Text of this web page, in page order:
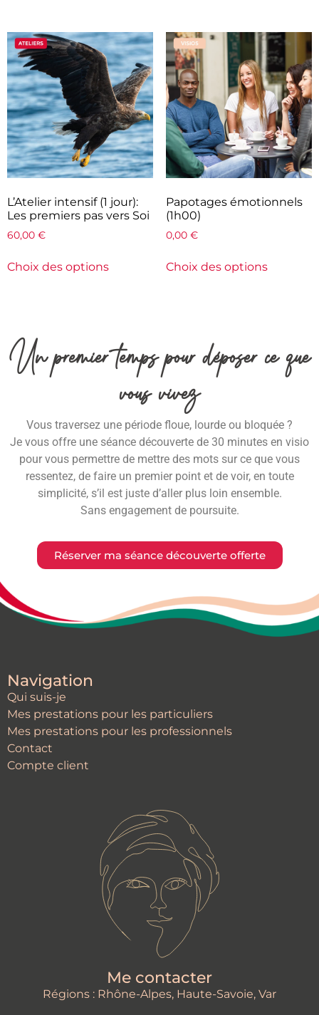
L’Atelier intensif (1 jour):
Les premiers pas vers Soi
60,00 €
Choix des options
Papotages émotionnels
(1h00)
0,00 €
Choix des options
Un premier temps pour déposer ce que
vous vivez
Vous traversez une période floue, lourde ou bloquée ?
Je vous offre une séance découverte de 30 minutes en visio
pour vous permettre de mettre des mots sur ce que vous
ressentez, de faire un premier point et de voir, en toute
simplicité, s’il est juste d’aller plus loin ensemble.
Sans engagement de poursuite.
Réserver ma séance découverte offerte
Navigation
Qui suis-je
Mes prestations pour les particuliers
Mes prestations pour les professionnels
Contact
Compte client
Me contacter
Régions : Rhône-Alpes, Haute-Savoie, Var